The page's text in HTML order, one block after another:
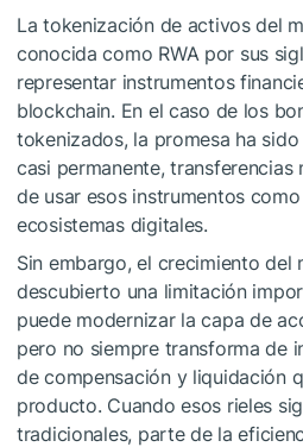
La tokenización de activos del
conocida como RWA por sus
representar instrumentos
blockchain. En el caso de los
tokenizados, la promesa ha
casi permanente, transferencias
de usar esos instrumentos
ecosistemas digitales.
Sin embargo, el crecimiento del
descubierto una limitación
puede modernizar la capa de
pero no siempre transforma de
de compensación y liquidación
producto. Cuando esos rieles
tradicionales, parte de la